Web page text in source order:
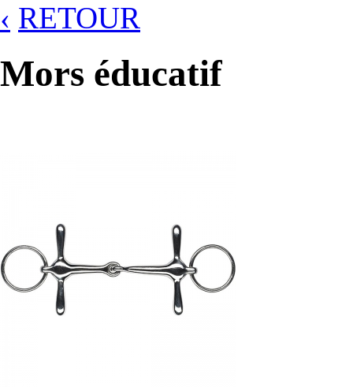
‹ RETOUR
Mors éducatif